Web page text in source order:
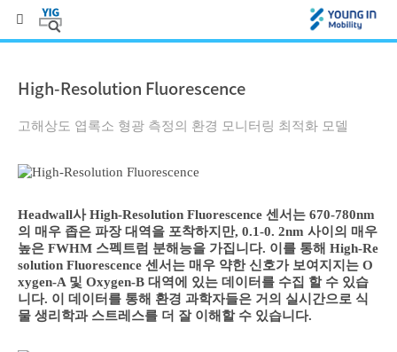
High-Resolution Fluorescence
고해상도 엽록소 형광 측정의 환경 모니터링 최적화 모델
Headwall사 High-Resolution Fluorescence 센서는 670-780nm
의 매우 좁은 파장 대역을 포착하지만, 0.1-0. 2nm 사이의 매우
높은 FWHM 스펙트럼 분해능을 가집니다. 이를 통해 High-Re
solution Fluorescence 센서는 매우 약한 신호가 보여지지는 O
xygen-A 및 Oxygen-B 대역에 있는 데이터를 수집 할 수 있습
니다. 이 데이터를 통해 환경 과학자들은 거의 실시간으로 식
물 생리학과 스트레스를 더 잘 이해할 수 있습니다.